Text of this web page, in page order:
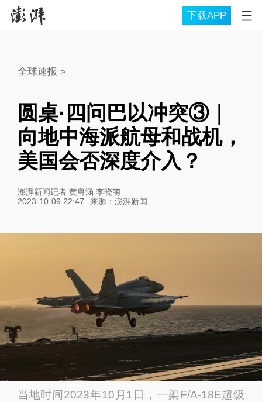
下载APP
全球速报 >
圆桌·四问巴以冲突③｜
向地中海派航母和战机，
美国会否深度介入？
澎湃新闻记者 黄粤涵 李晓萌
2023-10-09 22:47
来源： 澎湃新闻
当地时间2023年10月1日，一架F/A-18E超级